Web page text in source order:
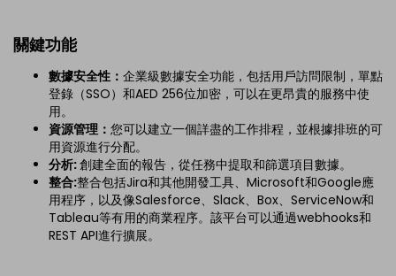
關鍵功能
數據安全性： 企業級數據安全功能，包括用戶訪問限制，單點
登錄（SSO）和AED 256位加密，可以在更昂貴的服務中使
用。
資源管理： 您可以建立一個詳盡的工作排程，並根據排班的可
用資源進行分配。
分析:創建全面的報告，從任務中提取和篩選項目數據。
整合:整合包括Jira和其他開發工具、Microsoft和Google應
用程序，以及像Salesforce、Slack、Box、ServiceNow和
Tableau等有用的商業程序。該平台可以通過webhooks和
REST API進行擴展。